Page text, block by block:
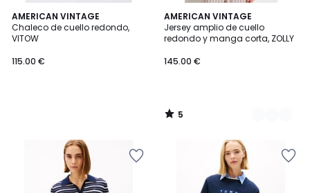
AMERICAN VINTAGE
Chaleco de cuello redondo,
VITOW
115.00 €
AMERICAN VINTAGE
Jersey amplio de cuello
redondo y manga corta, ZOLLY
145.00 €
5
/
5
2
Colores
5
/